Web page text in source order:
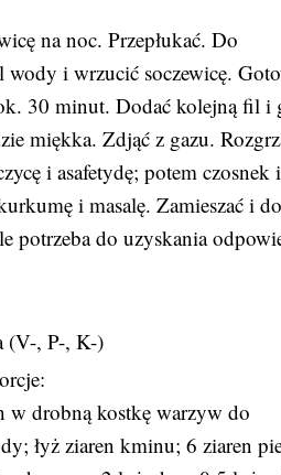
na noc. Przepłukać. Do
wody i wrzucić soczewicę.
30 minut. Dodać kolejną fil i
miękka. Zdjąć z gazu.
i asafetydę; potem
i masalę. Zamieszać i
potrzeba do uzyskania
(V-, P-, K-)
drobną kostkę warzyw do
łyż ziaren kminu; 6 ziaren